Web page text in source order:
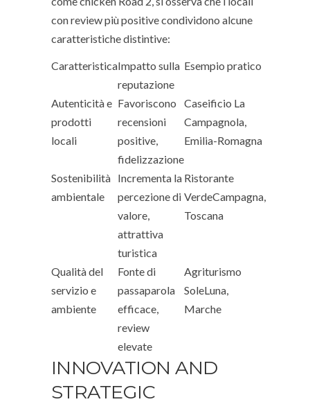
con review più positive condividono alcune
caratteristiche distintive:
CaratteristicaImpatto sulla
reputazione
Esempio pratico
Autenticità e
prodotti
locali
Favoriscono
recensioni
positive,
fidelizzazione
Caseificio La
Campagnola,
Emilia-Romagna
Sostenibilità
ambientale
Incrementa la
percezione di
valore,
attrattiva
turistica
Ristorante
VerdeCampagna,
Toscana
Qualità del
servizio e
ambiente
Fonte di
passaparola
efficace,
review
elevate
Agriturismo
SoleLuna,
Marche
INNOVATION AND
STRATEGIC